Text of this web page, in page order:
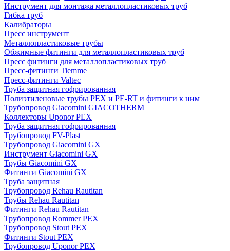
Инструмент для монтажа металлопластиковых труб
Гибка труб
Калибраторы
Пресс инструмент
Металлопластиковые трубы
Обжимные фитинги для металлопластиковых труб
Пресс фитинги для металлопластиковых труб
Пресс-фитинги Tiemme
Пресс-фитинги Valtec
Труба защитная гофрированная
Полиэтиленовые трубы PEX и PE-RT и фитинги к ним
Трубопровод Giacomini GIACOTHERM
Коллекторы Uponor PEX
Труба защитная гофрированная
Трубопровод FV-Plast
Трубопровод Giacomini GX
Инструмент Giacomini GX
Трубы Giacomini GX
Фитинги Giacomini GX
Труба защитная
Трубопровод Rehau Rautitan
Трубы Rehau Rautitan
Фитинги Rehau Rautitan
Трубопровод Rommer PEX
Трубопровод Stout PEX
Фитинги Stout PEX
Трубопровод Uponor PEX